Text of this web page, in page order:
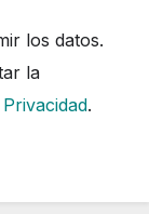
los datos.
la
.